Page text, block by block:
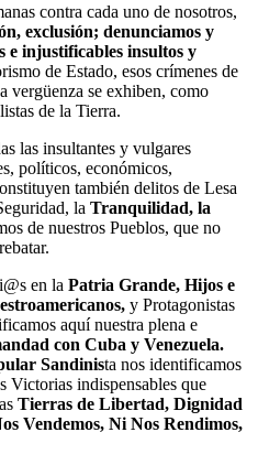
contra cada uno de nosotros,
exclusión; denunciamos y
e injustificables insultos y
de Estado, esos crímenes de
vergüenza se exhiben, como
de la Tierra.
las insultantes y vulgares
políticos, económicos,
también delitos de Lesa
la Tranquilidad, la
de nuestros Pueblos, que no
en la Patria Grande, Hijos e
y Protagonistas
aquí nuestra plena e
con Cuba y Venezuela.
Sandinista nos identificamos
Victorias indispensables que
Tierras de Libertad, Dignidad
Vendemos, Ni Nos Rendimos,